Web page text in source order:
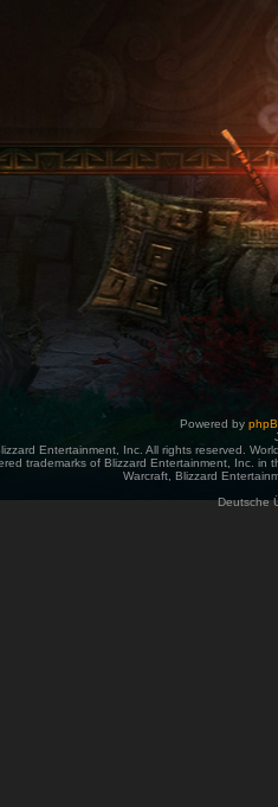
Powered by
Entertainment, Inc. All rights reserved.
trademarks of Blizzard Entertainment, Inc. in
Warcraft, Blizzard
Deutsche